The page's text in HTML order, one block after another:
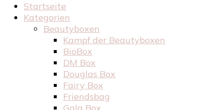
Startseite
Kategorien
Beautyboxen
Kampf der Beautyboxen
BioBox
DM Box
Douglas Box
Fairy Box
Friendsbag